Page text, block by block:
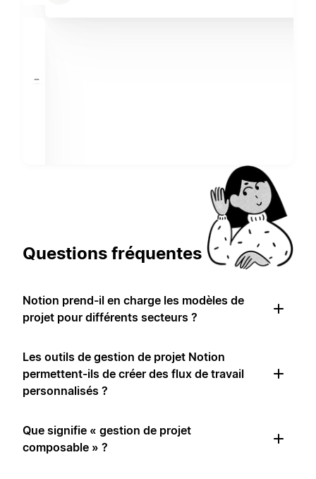
Questions fréquentes
Notion prend-il en charge les modèles de
projet pour différents secteurs ?
Les outils de gestion de projet Notion
permettent-ils de créer des flux de travail
personnalisés ?
Que signifie « gestion de projet
composable » ?